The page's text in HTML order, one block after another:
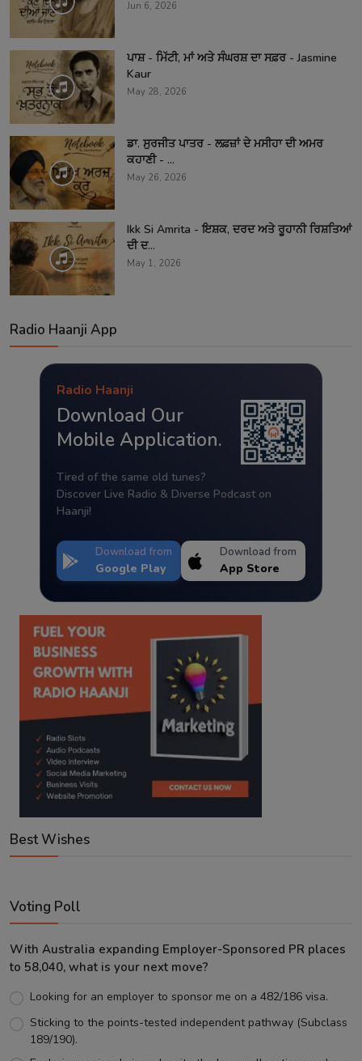
Jun 6, 2026
ਪਾਸ਼ - ਮਿੱਟੀ, ਮਾਂ ਅਤੇ ਸੰਘਰਸ਼ ਦਾ ਸਫ਼ਰ - Jasmine
Kaur
May 28, 2026
ਡਾ. ਸੁਰਜੀਤ ਪਾਤਰ - ਲਫ਼ਜ਼ਾਂ ਦੇ ਮਸੀਹਾ ਦੀ ਅਮਰ
ਕਹਾਣੀ - ...
May 26, 2026
Ikk Si Amrita - ਇਸ਼ਕ, ਦਰਦ ਅਤੇ ਰੂਹਾਨੀ ਰਿਸ਼ਤਿਆਂ
ਦੀ ਦ...
May 1, 2026
Radio Haanji App
Radio Haanji
Download Our
Mobile Application.
Tired of the same old tunes?
Discover Live Radio & Diverse Podcast on
Haanji!
Download from
Google Play
Download from
App Store
Best Wishes
Voting Poll
With Australia expanding Employer-Sponsored PR places
to 58,040, what is your next move?
Looking for an employer to sponsor me on a 482/186 visa.
Sticking to the points-tested independent pathway (Subclass
189/190).